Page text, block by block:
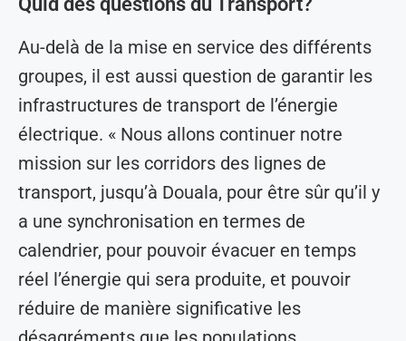
Au-delà de la mise en service des différents
groupes, il est aussi question de garantir les
infrastructures de transport de l’énergie
électrique. « Nous allons continuer notre
mission sur les corridors des lignes de
transport, jusqu’à Douala, pour être sûr qu’il y
a une synchronisation en termes de
calendrier, pour pouvoir évacuer en temps
réel l’énergie qui sera produite, et pouvoir
réduire de manière significative les